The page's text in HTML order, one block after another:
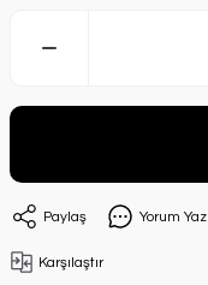
Paylaş Yorum Yaz
Karşılaştır